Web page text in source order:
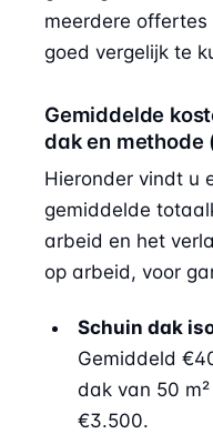
meerdere
goed vergelijk te
Gemiddelde
dak en methode
Hieronder vindt u
gemiddelde
arbeid en het
op arbeid, voor
Schuin dak
Gemiddeld
dak van 50
€3.500.